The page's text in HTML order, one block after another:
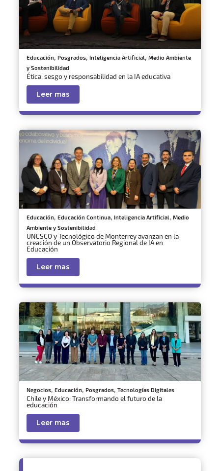
Educación, Posgrados, Inteligencia Artificial, Medio Ambiente
y Sostenibilidad
Ética, sesgo y responsabilidad en la IA educativa
Leer mas
Educación, Educación Continua, Inteligencia Artificial, Medio
Ambiente y Sostenibilidad
UNESCO y Tecnológico de Monterrey avanzan en la
creación de un Observatorio Regional de IA en
Educación
Leer mas
Negocios, Educación, Posgrados, Tecnologías Digitales
Chile y México: Transformando el futuro de la
educación
Leer mas